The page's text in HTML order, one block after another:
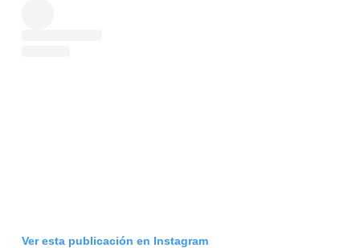
Ver esta publicación en Instagram